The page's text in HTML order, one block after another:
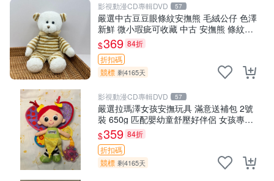
影視動漫CD專輯DVD 57
嚴選中古豆豆眼條紋安撫熊 毛絨公仔 色澤
新鮮 微小瑕疵可收藏 中古 安撫熊 條紋公
仔
$369 84折
折扣碼
競標 剩4165天
影視動漫CD專輯DVD 57
嚴選拉瑪澤女孩安撫玩具 滿意送補包 2號
裝 650g 匹配嬰幼童舒壓好伴侶 女孩專用
安心選擇 安撫玩偶 衝包 玩具
$359 84折
折扣碼
競標 剩4165天